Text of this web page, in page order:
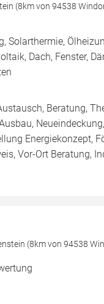
(8km von 94538
Solarthermie,
Dach, Fenster,
Beratung,
Energiekonzept,
Vor-Ort Beratung,
(8km von 94538